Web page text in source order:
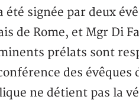
été signée par deux
de Rome, et Mgr Di
prélats sont
des
ne détient pas la